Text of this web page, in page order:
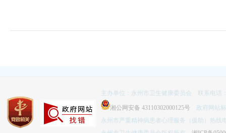
主办单位：永州市卫生健康委员会 联系电话
湘公网安备 43110302000125号 政府网站标
永州市严重精神病患者心理服务（援助）热线